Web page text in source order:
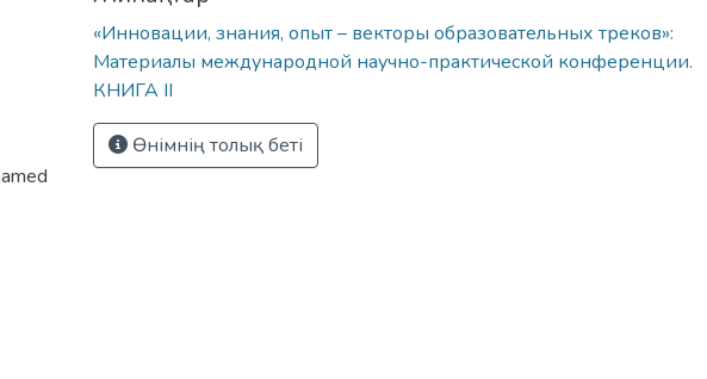
«Инновации, знания, опыт – векторы образовательных треков»:
Материалы международной научно-практической конференции.
КНИГА II
Өнімнің толық беті